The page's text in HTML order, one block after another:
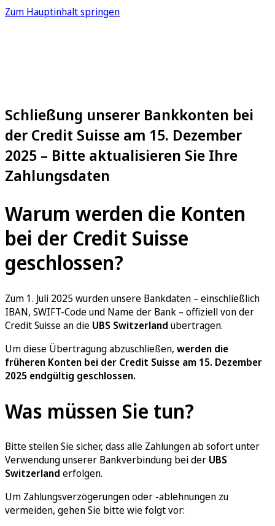
Zum Hauptinhalt springen
Schließung unserer Bankkonten bei
der Credit Suisse am 15. Dezember
2025 – Bitte aktualisieren Sie Ihre
Zahlungsdaten
Warum werden die Konten
bei der Credit Suisse
geschlossen?
Zum 1. Juli 2025 wurden unsere Bankdaten – einschließlich
IBAN, SWIFT-Code und Name der Bank – offiziell von der
Credit Suisse an die UBS Switzerland übertragen.
Um diese Übertragung abzuschließen, werden die
früheren Konten bei der Credit Suisse am 15. Dezember
2025 endgültig geschlossen.
Was müssen Sie tun?
Bitte stellen Sie sicher, dass alle Zahlungen ab sofort unter
Verwendung unserer Bankverbindung bei der UBS
Switzerland erfolgen.
Um Zahlungsverzögerungen oder -ablehnungen zu
vermeiden, gehen Sie bitte wie folgt vor: